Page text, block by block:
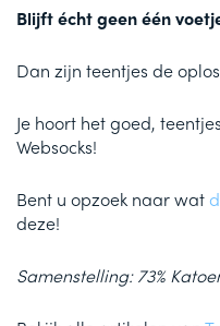
Blijft écht geen één
Dan zijn teentjes de
Je hoort het goed,
Websocks!
Bent u opzoek naar wat
deze!
Samenstelling: 73%